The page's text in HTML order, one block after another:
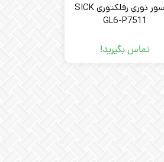
سنسور نوری رفلکتوری SICK
GL6-P7511
تماس بگیرید!